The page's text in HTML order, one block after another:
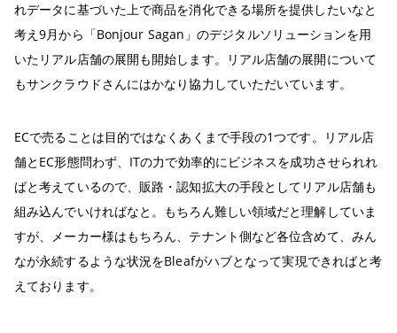
れデータに基づいた上で商品を消化できる場所を提供したいなと
考え9月から「Bonjour Sagan」のデジタルソリューションを用
いたリアル店舗の展開も開始します。リアル店舗の展開について
もサンクラウドさんにはかなり協力していただいています。
ECで売ることは目的ではなくあくまで手段の1つです。リアル店
舗とEC形態問わず、ITの力で効率的にビジネスを成功させられれ
ばと考えているので、販路・認知拡大の手段としてリアル店舗も
組み込んでいければなと。もちろん難しい領域だと理解していま
すが、メーカー様はもちろん、テナント側など各位含めて、みん
なが永続するような状況をBleafがハブとなって実現できればと考
えております。